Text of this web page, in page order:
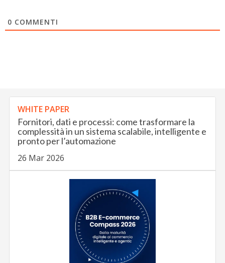
0 COMMENTI
WHITE PAPER
Fornitori, dati e processi: come trasformare la
complessità in un sistema scalabile, intelligente e
pronto per l’automazione
26 Mar 2026